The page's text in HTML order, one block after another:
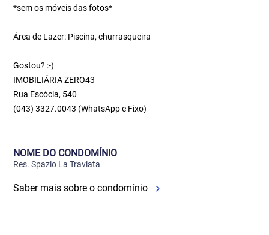
*sem os móveis das fotos*
Área de Lazer: Piscina, churrasqueira
Gostou? :-)
IMOBILIÁRIA ZERO43
Rua Escócia, 540
(043) 3327.0043 (WhatsApp e Fixo)
NOME DO CONDOMÍNIO
Res. Spazio La Traviata
Saber mais sobre o condomínio